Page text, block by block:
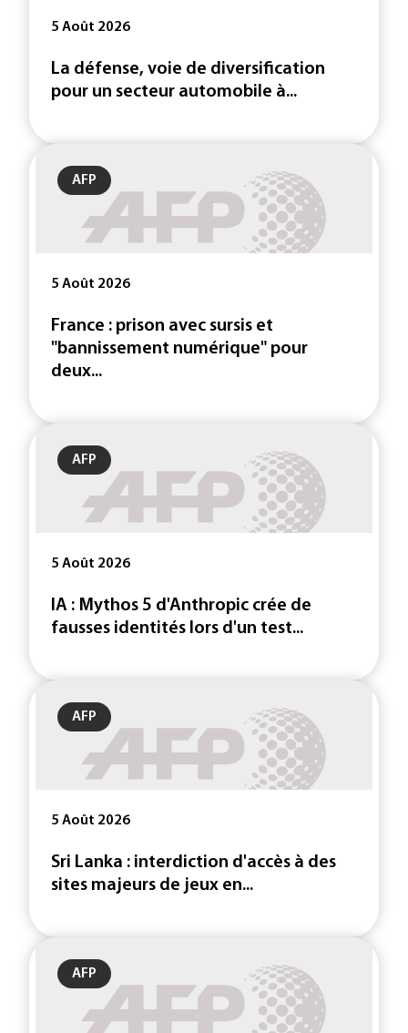
5 Août 2026
La défense, voie de diversification
pour un secteur automobile à...
AFP
5 Août 2026
France : prison avec sursis et
"bannissement numérique" pour
deux...
AFP
5 Août 2026
IA : Mythos 5 d'Anthropic crée de
fausses identités lors d'un test...
AFP
5 Août 2026
Sri Lanka : interdiction d'accès à des
sites majeurs de jeux en...
AFP